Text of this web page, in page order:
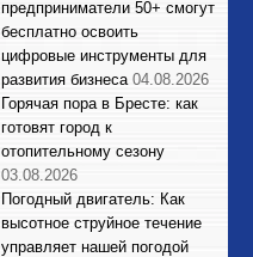
предприниматели 50+ смогут
бесплатно освоить
цифровые инструменты для
развития бизнеса 04.08.2026
Горячая пора в Бресте: как
готовят город к
отопительному сезону
03.08.2026
Погодный двигатель: Как
высотное струйное течение
управляет нашей погодой